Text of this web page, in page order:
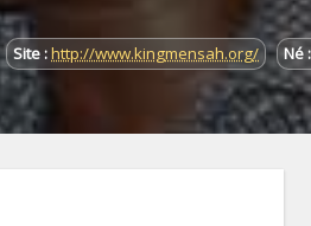
Site :http://www.kingmensah.org/ Né :